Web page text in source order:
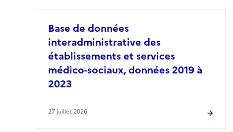
Base de données
interadministrative des
établissements et services
médico-sociaux, données 2019 à
2023
27 juillet 2026